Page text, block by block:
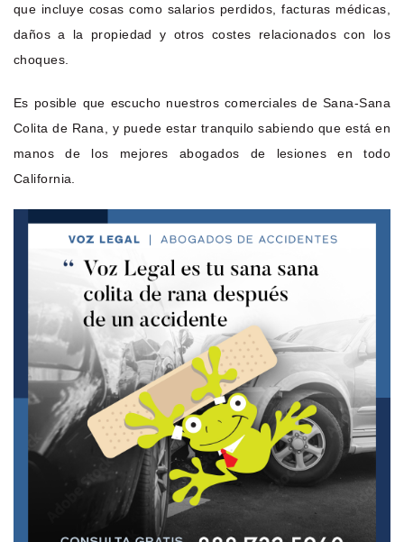
que incluye cosas como salarios perdidos, facturas médicas,
daños a la propiedad y otros costes relacionados con los
choques.
Es posible que escucho nuestros comerciales de Sana-Sana
Colita de Rana, y puede estar tranquilo sabiendo que está en
manos de los mejores abogados de lesiones en todo
California.